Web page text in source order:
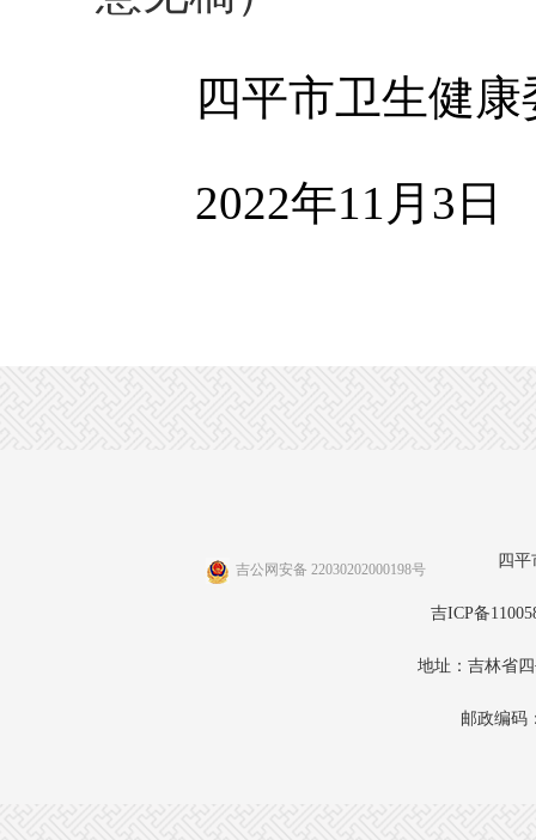
四平市卫生健
2022年11月3日
吉公网安备 22030202000198号 四平
吉ICP备
地址：吉林省
邮政编码